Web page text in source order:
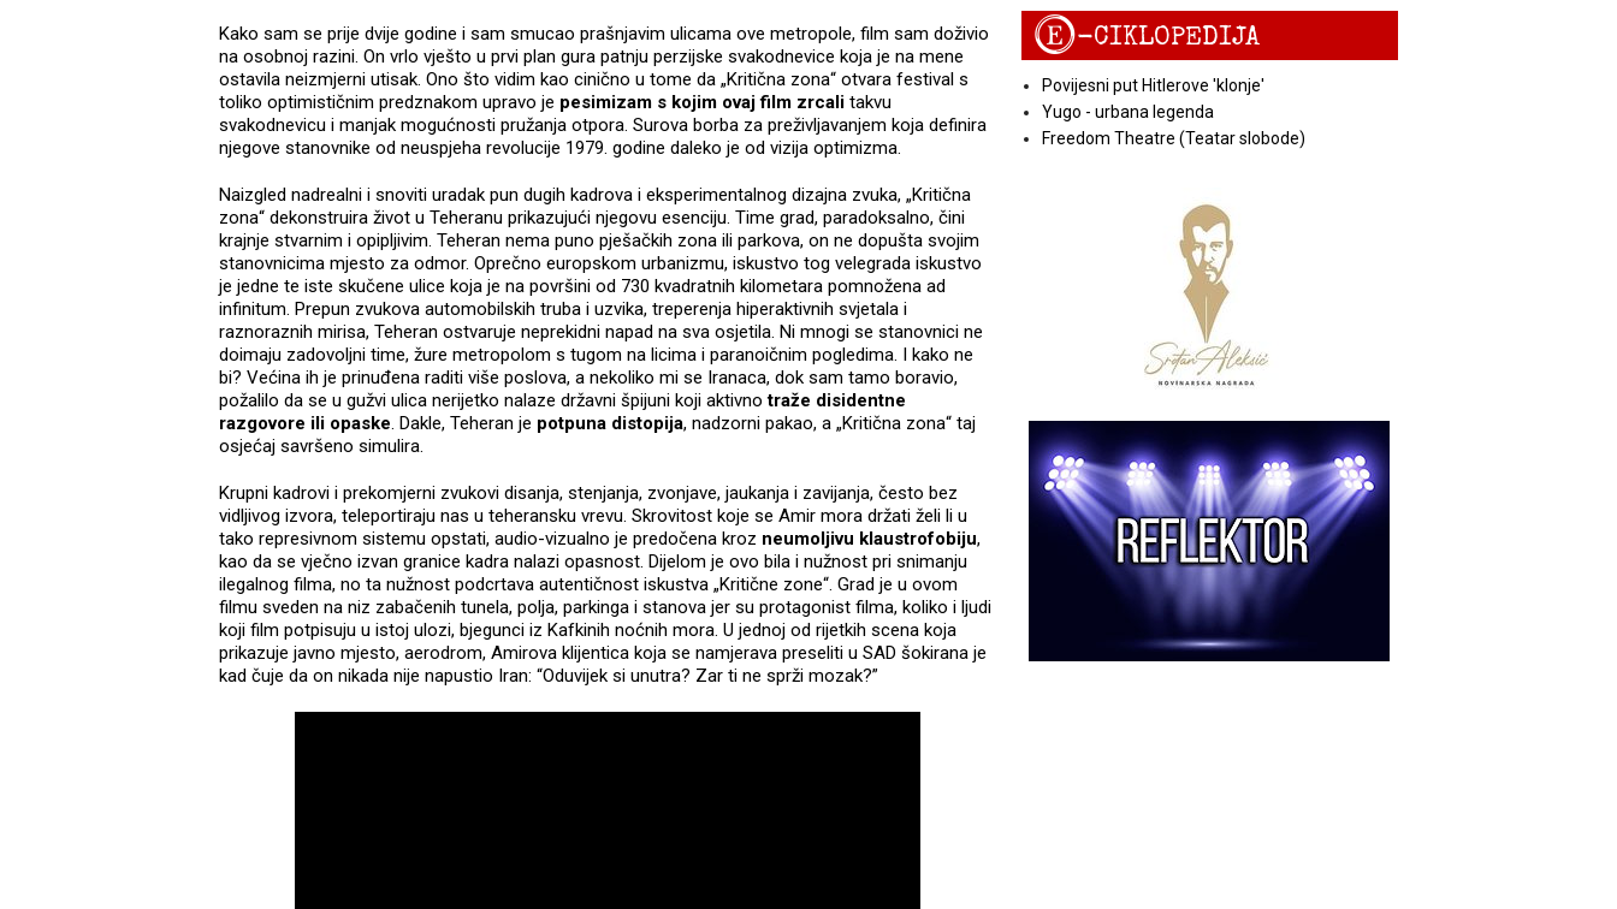
Kako sam se prije dvije godine i sam smucao prašnjavim ulicama ove metropole, film sam doživio
na osobnoj razini. On vrlo vješto u prvi plan gura patnju perzijske svakodnevice koja je na mene
ostavila neizmjerni utisak. Ono što vidim kao cinično u tome da „Kritična zona“ otvara festival s
toliko optimističnim predznakom upravo je pesimizam s kojim ovaj film zrcali takvu
svakodnevicu i manjak mogućnosti pružanja otpora. Surova borba za preživljavanjem koja definira
njegove stanovnike od neuspjeha revolucije 1979. godine daleko je od vizija optimizma.
Naizgled nadrealni i snoviti uradak pun dugih kadrova i eksperimentalnog dizajna zvuka, „Kritična
zona“ dekonstruira život u Teheranu prikazujući njegovu esenciju. Time grad, paradoksalno, čini
krajnje stvarnim i opipljivim. Teheran nema puno pješačkih zona ili parkova, on ne dopušta svojim
stanovnicima mjesto za odmor. Oprečno europskom urbanizmu, iskustvo tog velegrada iskustvo
je jedne te iste skučene ulice koja je na površini od 730 kvadratnih kilometara pomnožena ad
infinitum. Prepun zvukova automobilskih truba i uzvika, treperenja hiperaktivnih svjetala i
raznoraznih mirisa, Teheran ostvaruje neprekidni napad na sva osjetila. Ni mnogi se stanovnici ne
doimaju zadovoljni time, žure metropolom s tugom na licima i paranoičnim pogledima. I kako ne
bi? Većina ih je prinuđena raditi više poslova, a nekoliko mi se Iranaca, dok sam tamo boravio,
požalilo da se u gužvi ulica nerijetko nalaze državni špijuni koji aktivnotraže disidentne
razgovore ili opaske. Dakle, Teheran je potpuna distopija, nadzorni pakao, a „Kritična zona“ taj
osjećaj savršeno simulira.
Krupni kadrovi i prekomjerni zvukovi disanja, stenjanja, zvonjave, jaukanja i zavijanja, često bez
vidljivog izvora, teleportiraju nas u teheransku vrevu. Skrovitost koje se Amir mora držati želi li u
tako represivnom sistemu opstati, audio-vizualno je predočena kroz neumoljivu klaustrofobiju,
kao da se vječno izvan granice kadra nalazi opasnost. Dijelom je ovo bila i nužnost pri snimanju
ilegalnog filma, no ta nužnost podcrtava autentičnost iskustva „Kritične zone“. Grad je u ovom
filmu sveden na niz zabačenih tunela, polja, parkinga i stanova jer su protagonist filma, koliko i ljudi
koji film potpisuju u istoj ulozi, bjegunci iz Kafkinih noćnih mora. U jednoj od rijetkih scena koja
prikazuje javno mjesto, aerodrom, Amirova klijentica koja se namjerava preseliti u SAD šokirana je
kad čuje da on nikada nije napustio Iran: “Oduvijek si unutra? Zar ti ne sprži mozak?”
E-CIKLOPEDIJA
Povijesni put Hitlerove 'klonje'
Yugo - urbana legenda
Freedom Theatre (Teatar slobode)